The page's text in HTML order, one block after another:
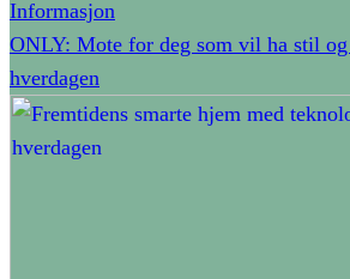
Informasjon
ONLY: Mote for deg som vil ha stil
hverdagen